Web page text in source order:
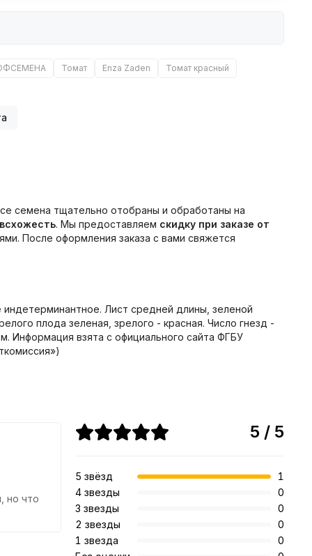
Томат Enza Zaden Томат красный
семена тщательно отобраны и обработаны на
. Мы предоставляем скидку при заказе от
После оформления заказа с вами свяжется
Лист средней длины, зеленой
плода зеленая, зрелого - красная. Число гнезд -
Информация взята с официального сайта ФГБУ
но что
5 / 5
5 звёзд
1
4 звезды
0
3 звезды
0
2 звезды
0
1 звезда
0